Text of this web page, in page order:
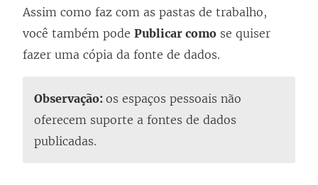
Assim como faz com as pastas de trabalho,
você também pode Publicar como se quiser
fazer uma cópia da fonte de dados.
Observação: os espaços pessoais não
oferecem suporte a fontes de dados
publicadas.